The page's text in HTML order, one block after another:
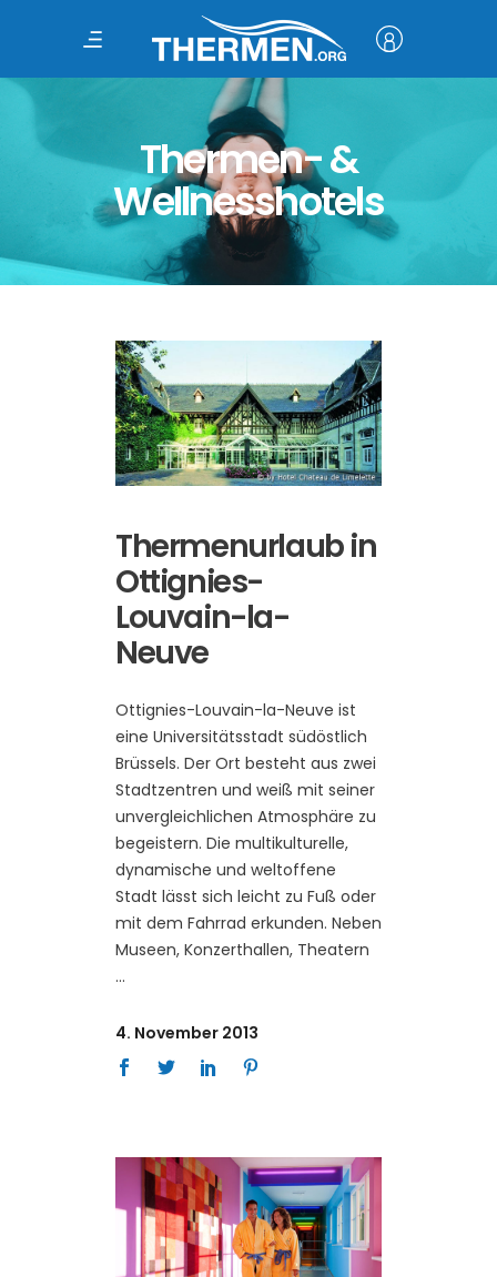
Thermen- &
Wellnesshotels
Thermenurlaub in
Ottignies-
Louvain-la-
Neuve
Ottignies-Louvain-la-Neuve ist
eine Universitätsstadt südöstlich
Brüssels. Der Ort besteht aus zwei
Stadtzentren und weiß mit seiner
unvergleichlichen Atmosphäre zu
begeistern. Die multikulturelle,
dynamische und weltoffene
Stadt lässt sich leicht zu Fuß oder
mit dem Fahrrad erkunden. Neben
Museen, Konzerthallen, Theatern
4. November 2013